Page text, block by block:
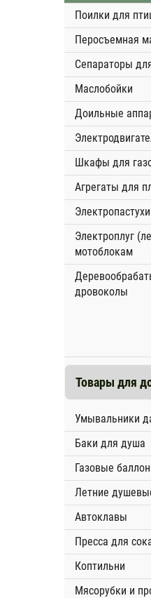
Поилки для
Перосъемная
Сепараторы
Маслобойки
Доильные
Шкафы для
Агрегаты для
Электропастухи
Электроплуг
мотоблокам
дровоколы
Товары для
Умывальники
Баки для душа
Газовые
Летние
Автоклавы
Пресса для
Коптильни
Мясорубки и